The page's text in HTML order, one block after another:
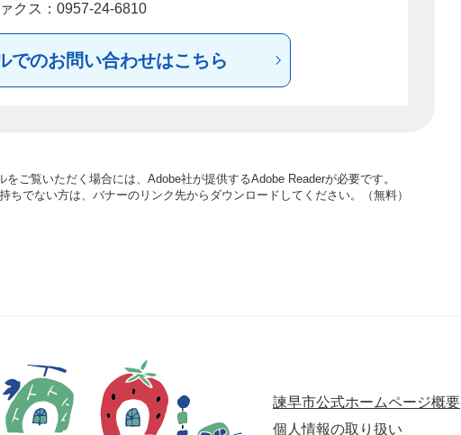
クス：0957-24-6810
でのお問い合わせはこちら
をご覧いただく場合には、Adobe社が提供するAdobe Readerが必要です。
ちでない方は、バナーのリンク先からダウンロードしてください。（無料）
諫早市公式ホームページ概要
個人情報の取り扱い